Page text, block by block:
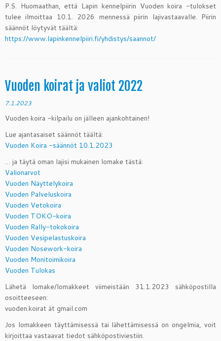
P.S. Huomaathan, että Lapin kennelpiirin Vuoden koira -tulokset
tulee ilmoittaa 10.1. 2026 mennessä piirin lajivastaavalle. Piirin
säännöt löytyvät täältä:
https://www.lapinkennelpiiri.fi/yhdistys/saannot/
Vuoden koirat ja valiot 2022
7.1.2023
Vuoden koira -kilpailu on jälleen ajankohtainen!
Lue ajantasaiset säännöt täältä:
Vuoden Koira -säännöt 10.1.2023
… ja täytä oman lajisi mukainen lomake tästä:
Valionarvot
Vuoden Näyttelykoira
Vuoden Palveluskoira
Vuoden Vetokoira
Vuoden TOKO-koira
Vuoden Rally-tokokoira
Vuoden Vesipelastuskoira
Vuoden Nosework-koira
Vuoden Monitoimikoira
Vuoden Tulokas
Lähetä lomake/lomakkeet viimeistään 31.1.2023 sähköpostilla
osoitteeseen:
vuoden.koirat ät gmail.com
Jos lomakkeen täyttämisessä tai lähettämisessä on ongelmia, voit
kirjoittaa vastaavat tiedot sähköpostiviestiin.